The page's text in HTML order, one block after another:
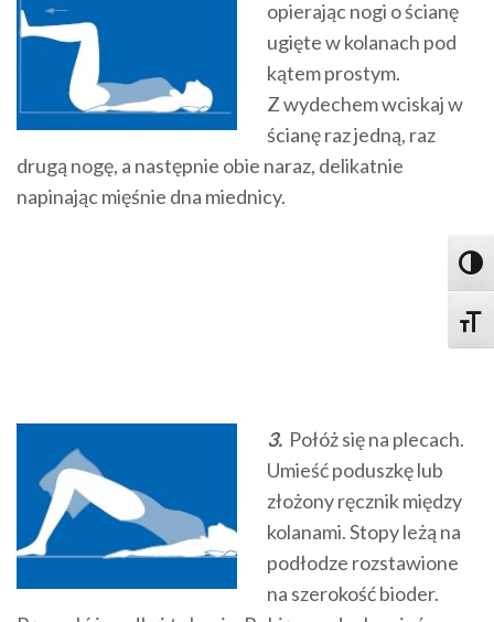
opierając nogi o ścianę
ugięte w kolanach pod
kątem prostym.
Z wydechem wciskaj w
ścianę raz jedną, raz
drugą nogę, a następnie obie naraz, delikatnie
napinając mięśnie dna miednicy.
3. Połóż się na plecach.
Umieść poduszkę lub
złożony ręcznik między
kolanami. Stopy leżą na
podłodze rozstawione
na szerokość bioder.